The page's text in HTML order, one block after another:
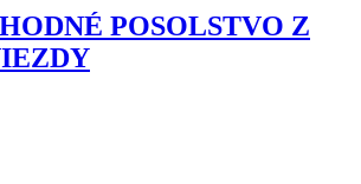
POSOLSTVO Z